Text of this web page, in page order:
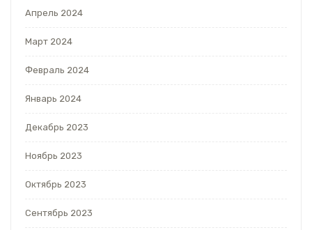
Апрель 2024
Март 2024
Февраль 2024
Январь 2024
Декабрь 2023
Ноябрь 2023
Октябрь 2023
Сентябрь 2023